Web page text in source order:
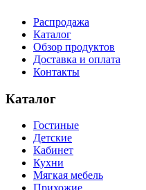
Распродажа
Каталог
Обзор продуктов
Доставка и оплата
Контакты
Каталог
Гостиные
Детские
Кабинет
Кухни
Мягкая мебель